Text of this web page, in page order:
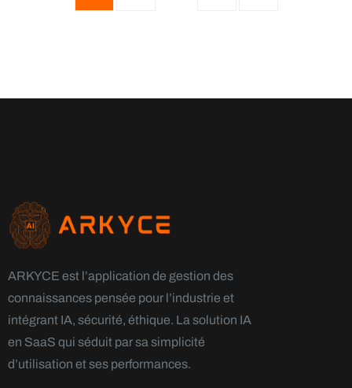
ARKYCE est l’application de gestion des
connaissances pensée pour l’industrie et
intégrant IA, sécurité, éthique. La solution IA
en SaaS qui séduit par sa simplicité
d’utilisation et ses performances.